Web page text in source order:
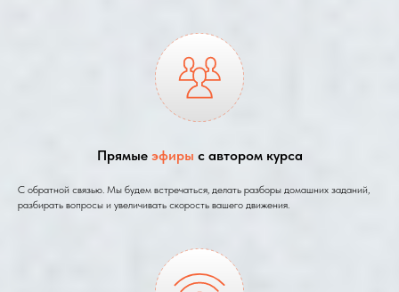
Прямыеэфиры с автором курса
С обратной связью. Мы будем встречаться, делать разборы домашних заданий,
разбирать вопросы и увеличивать скорость вашего движения.